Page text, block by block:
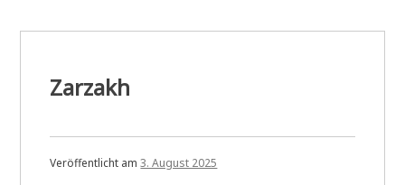
Zarzakh
Veröffentlicht am3. August 2025